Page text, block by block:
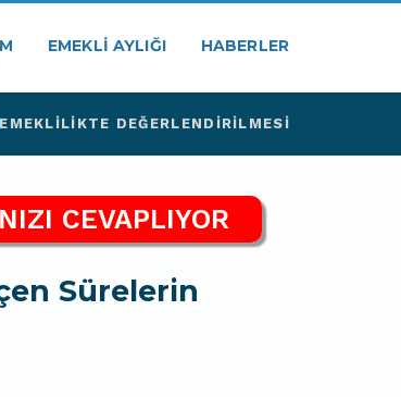
EMEKLI AYLIĞI HABERLER
DEĞERLENDIRILMESI
CEVAPLIYOR
Sürelerin